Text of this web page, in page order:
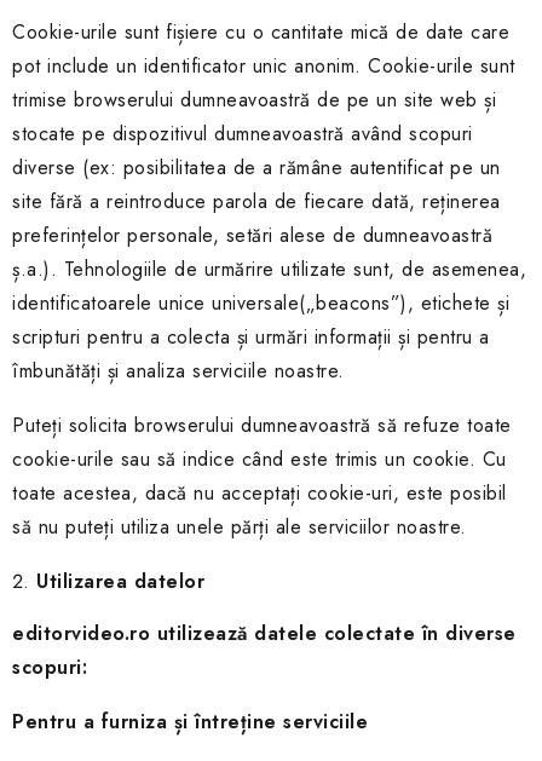
Cookie-urile sunt fișiere cu o cantitate mică de date care
pot include un identificator unic anonim. Cookie-urile sunt
trimise browserului dumneavoastră de pe un site web și
stocate pe dispozitivul dumneavoastră având scopuri
diverse (ex: posibilitatea de a rămâne autentificat pe un
site fără a reintroduce parola de fiecare dată, reținerea
preferințelor personale, setări alese de dumneavoastră
ș.a.). Tehnologiile de urmărire utilizate sunt, de asemenea,
identificatoarele unice universale(„beacons”), etichete și
scripturi pentru a colecta și urmări informații și pentru a
îmbunătăți și analiza serviciile noastre.
Puteți solicita browserului dumneavoastră să refuze toate
cookie-urile sau să indice când este trimis un cookie. Cu
toate acestea, dacă nu acceptați cookie-uri, este posibil
să nu puteți utiliza unele părți ale serviciilor noastre.
Utilizarea datelor
editorvideo.ro utilizează datele colectate în diverse
scopuri:
Pentru a furniza și întreține serviciile